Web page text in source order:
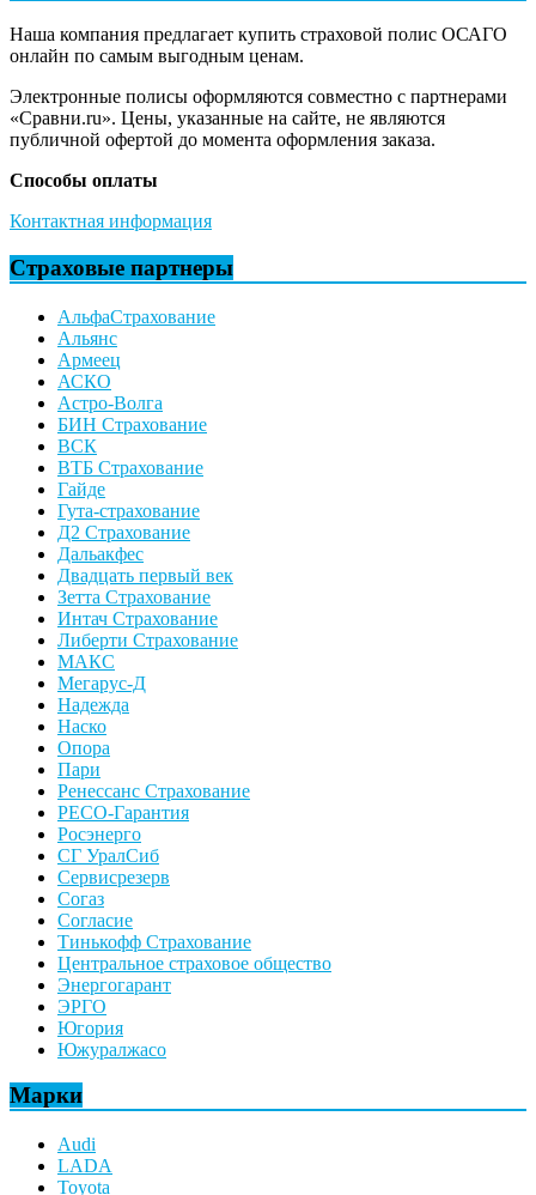
Наша компания предлагает купить страховой полис ОСАГО
онлайн по самым выгодным ценам.
Электронные полисы оформляются совместно с партнерами
«Сравни.ru». Цены, указанные на сайте, не являются
публичной офертой до момента оформления заказа.
Способы оплаты
Контактная информация
Страховые партнеры
АльфаСтрахование
Альянс
Армеец
АСКО
Астро-Волга
БИН Страхование
ВСК
ВТБ Страхование
Гайде
Гута-страхование
Д2 Страхование
Дальакфес
Двадцать первый век
Зетта Страхование
Интач Страхование
Либерти Страхование
МАКС
Мегарус-Д
Надежда
Наско
Опора
Пари
Ренессанс Страхование
РЕСО-Гарантия
Росэнерго
СГ УралСиб
Сервисрезерв
Согаз
Согласие
Тинькофф Страхование
Центральное страховое общество
Энергогарант
ЭРГО
Югория
Южуралжасо
Марки
Audi
LADA
Toyota